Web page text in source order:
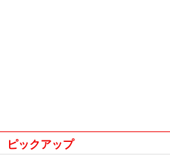
ピックアップ